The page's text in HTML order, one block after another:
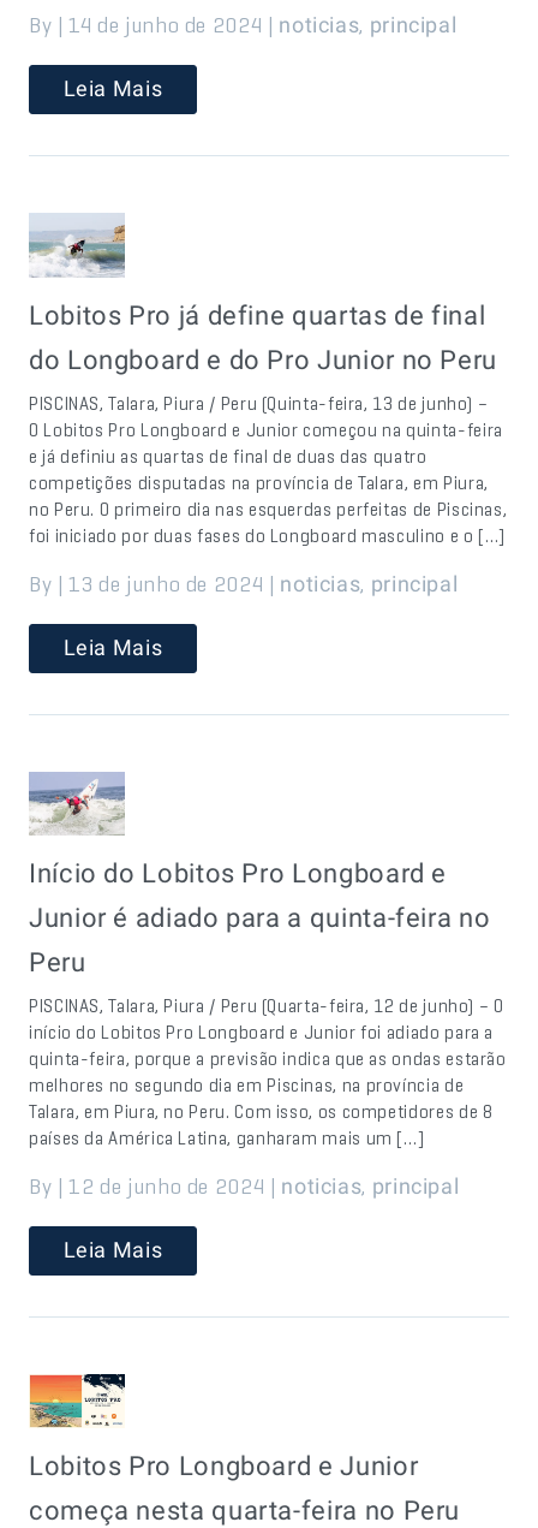
By | 14 de junho de 2024 | noticias, principal
Leia Mais
Lobitos Pro já define quartas de final
do Longboard e do Pro Junior no Peru
PISCINAS, Talara, Piura / Peru (Quinta-feira, 13 de junho) –
O Lobitos Pro Longboard e Junior começou na quinta-feira
e já definiu as quartas de final de duas das quatro
competições disputadas na província de Talara, em Piura,
no Peru. O primeiro dia nas esquerdas perfeitas de Piscinas,
foi iniciado por duas fases do Longboard masculino e o […]
By | 13 de junho de 2024 | noticias, principal
Leia Mais
Início do Lobitos Pro Longboard e
Junior é adiado para a quinta-feira no
Peru
PISCINAS, Talara, Piura / Peru (Quarta-feira, 12 de junho) – O
início do Lobitos Pro Longboard e Junior foi adiado para a
quinta-feira, porque a previsão indica que as ondas estarão
melhores no segundo dia em Piscinas, na província de
Talara, em Piura, no Peru. Com isso, os competidores de 8
países da América Latina, ganharam mais um […]
By | 12 de junho de 2024 | noticias, principal
Leia Mais
Lobitos Pro Longboard e Junior
começa nesta quarta-feira no Peru